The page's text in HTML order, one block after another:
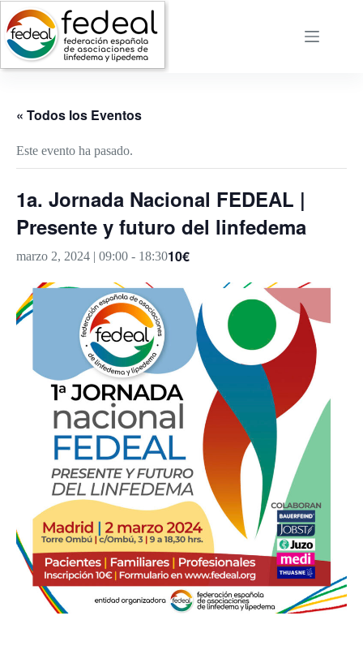
Saltar
contenido
« Todos los Eventos
Este evento ha pasado.
1a. Jornada Nacional FEDEAL |
Presente y futuro del linfedema
marzo 2, 2024 | 09:00 - 18:3010€